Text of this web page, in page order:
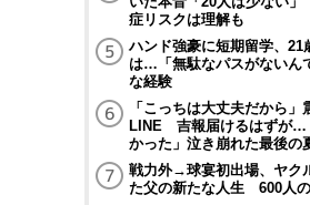
症リスクは理解も
ハンド強豪に短期留学、21
は…「無駄なパスがないん
な経験
「こっちは大丈夫だから
LINE 吉報届けるはずが…
かった」泣き崩れた最後
戦力外→球宴初出場、ヤク
た父の新たな人生 600人